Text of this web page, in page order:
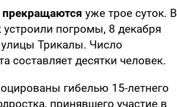
прекращаются уже трое суток. В
погромы, 8 декабря
Трикалы. Число
составляет десятки человек.
гибелью 15-летнего
принявшего участие в